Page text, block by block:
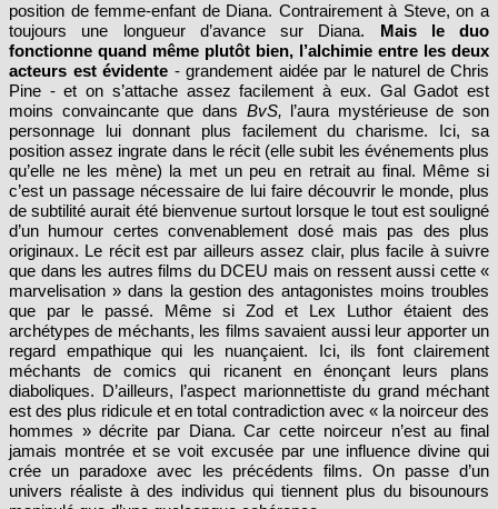
toujours une longueur d’avance sur Diana.Mais le duo
fonctionne quand même plutôt bien, l’alchimie entre les deux
acteurs est évidente- grandement aidée par le naturel de Chris
Pine - et on s’attache assez facilement à eux. Gal Gadot est
moins convaincante que dansBvS,l’aura mystérieuse de son
personnage lui donnant plus facilement du charisme. Ici, sa
position assez ingrate dans le récit (elle subit les événements plus
qu’elle ne les mène) la met un peu en retrait au final. Même si
c’est un passage nécessaire de lui faire découvrir le monde, plus
de subtilité aurait été bienvenue surtout lorsque le tout est souligné
d’un humour certes convenablement dosé mais pas des plus
originaux. Le récit est par ailleurs assez clair, plus facile à suivre
que dans les autres films du DCEU mais on ressent aussi cette «
marvelisation » dans la gestion des antagonistes moins troubles
que par le passé. Même si Zod et Lex Luthor étaient des
archétypes de méchants, les films savaient aussi leur apporter un
regard empathique qui les nuançaient. Ici, ils font clairement
méchants de comics qui ricanent en énonçant leurs plans
diaboliques. D’ailleurs, l’aspect marionnettiste du grand méchant
est des plus ridicule et en total contradiction avec « la noirceur des
hommes » décrite par Diana. Car cette noirceur n’est au final
jamais montrée et se voit excusée par une influence divine qui
crée un paradoxe avec les précédents films. On passe d’un
univers réaliste à des individus qui tiennent plus du bisounours
manipulé que d’une quelconque cohérence.